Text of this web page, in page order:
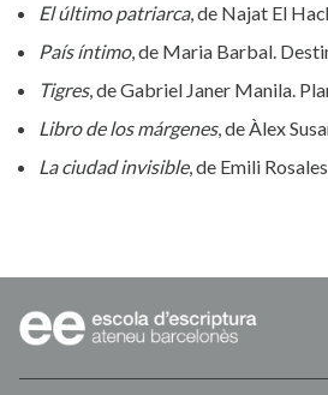
El último patriarca, de Najat El
País íntimo, de Maria Barbal.
Tigres, de Gabriel Janer Manila.
Libro de los márgenes, de Àlex
La ciudad invisible, de Emili